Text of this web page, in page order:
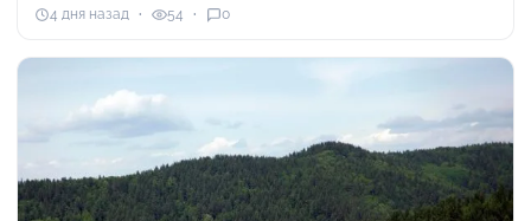
4 дня назад 54 0